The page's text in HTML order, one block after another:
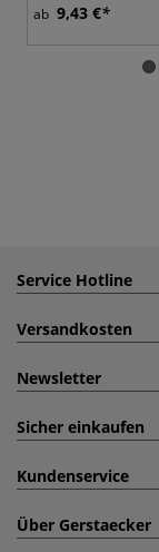
ab 9,43 €
Service Hotline
Versandkosten
Newsletter
Sicher einkaufen
Kundenservice
Über Gerstaecker